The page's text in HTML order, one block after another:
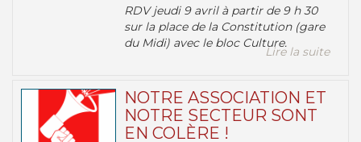
RDV jeudi 9 avril à partir de 9 h 30
sur la place de la Constitution (gare
du Midi) avec le bloc Culture.
Lire la suite
NOTRE ASSOCIATION ET
NOTRE SECTEUR SONT
EN COLÈRE !